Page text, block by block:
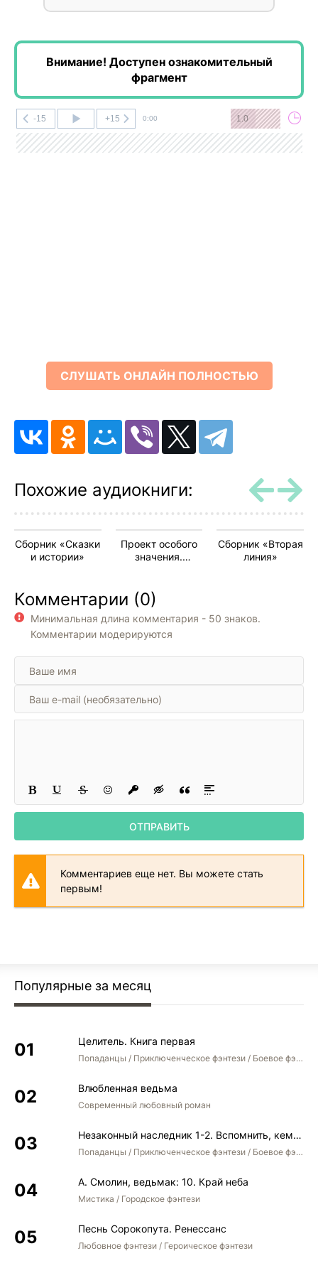
Внимание! Доступен ознакомительный
фрагмент
-15 +15 0:00 1.0
СЛУШАТЬ ОНЛАЙН ПОЛНОСТЬЮ
Похожие аудиокниги:
Сборник «Сказки
и истории»
Проект особого
значения.
Сборник «Вторая
линия»
Комментарии (0)
Минимальная длина комментария - 50 знаков.
Комментарии модерируются
ОТПРАВИТЬ
Комментариев еще нет. Вы можете стать
первым!
Популярные за месяц
Целитель. Книга первая
Попаданцы / Приключенческое фэнтези / Боевое фэнтези
Влюбленная ведьма
Современный любовный роман
Незаконный наследник 1-2. Вспомнить, кем был. Стать собой. Остаться собой
Попаданцы / Приключенческое фэнтези / Боевое фэнтези / Юмористическое фэнтези
А. Смолин, ведьмак: 10. Край неба
Мистика / Городское фэнтези
Песнь Сорокопута. Ренессанс
Любовное фэнтези / Героическое фэнтези